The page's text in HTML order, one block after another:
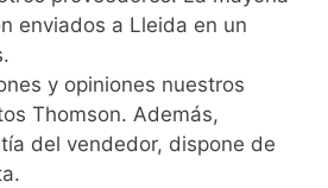
enviados a Lleida en un
y opiniones nuestros
Thomson. Además,
del vendedor, dispone de